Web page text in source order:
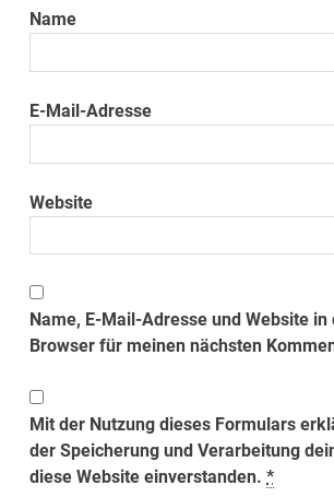
Name
E-Mail-Adresse
Website
Name, E-Mail-Adresse und Website in
Browser für meinen nächsten
Mit der Nutzung dieses Formulars
der Speicherung und Verarbeitung
diese Website einverstanden.*